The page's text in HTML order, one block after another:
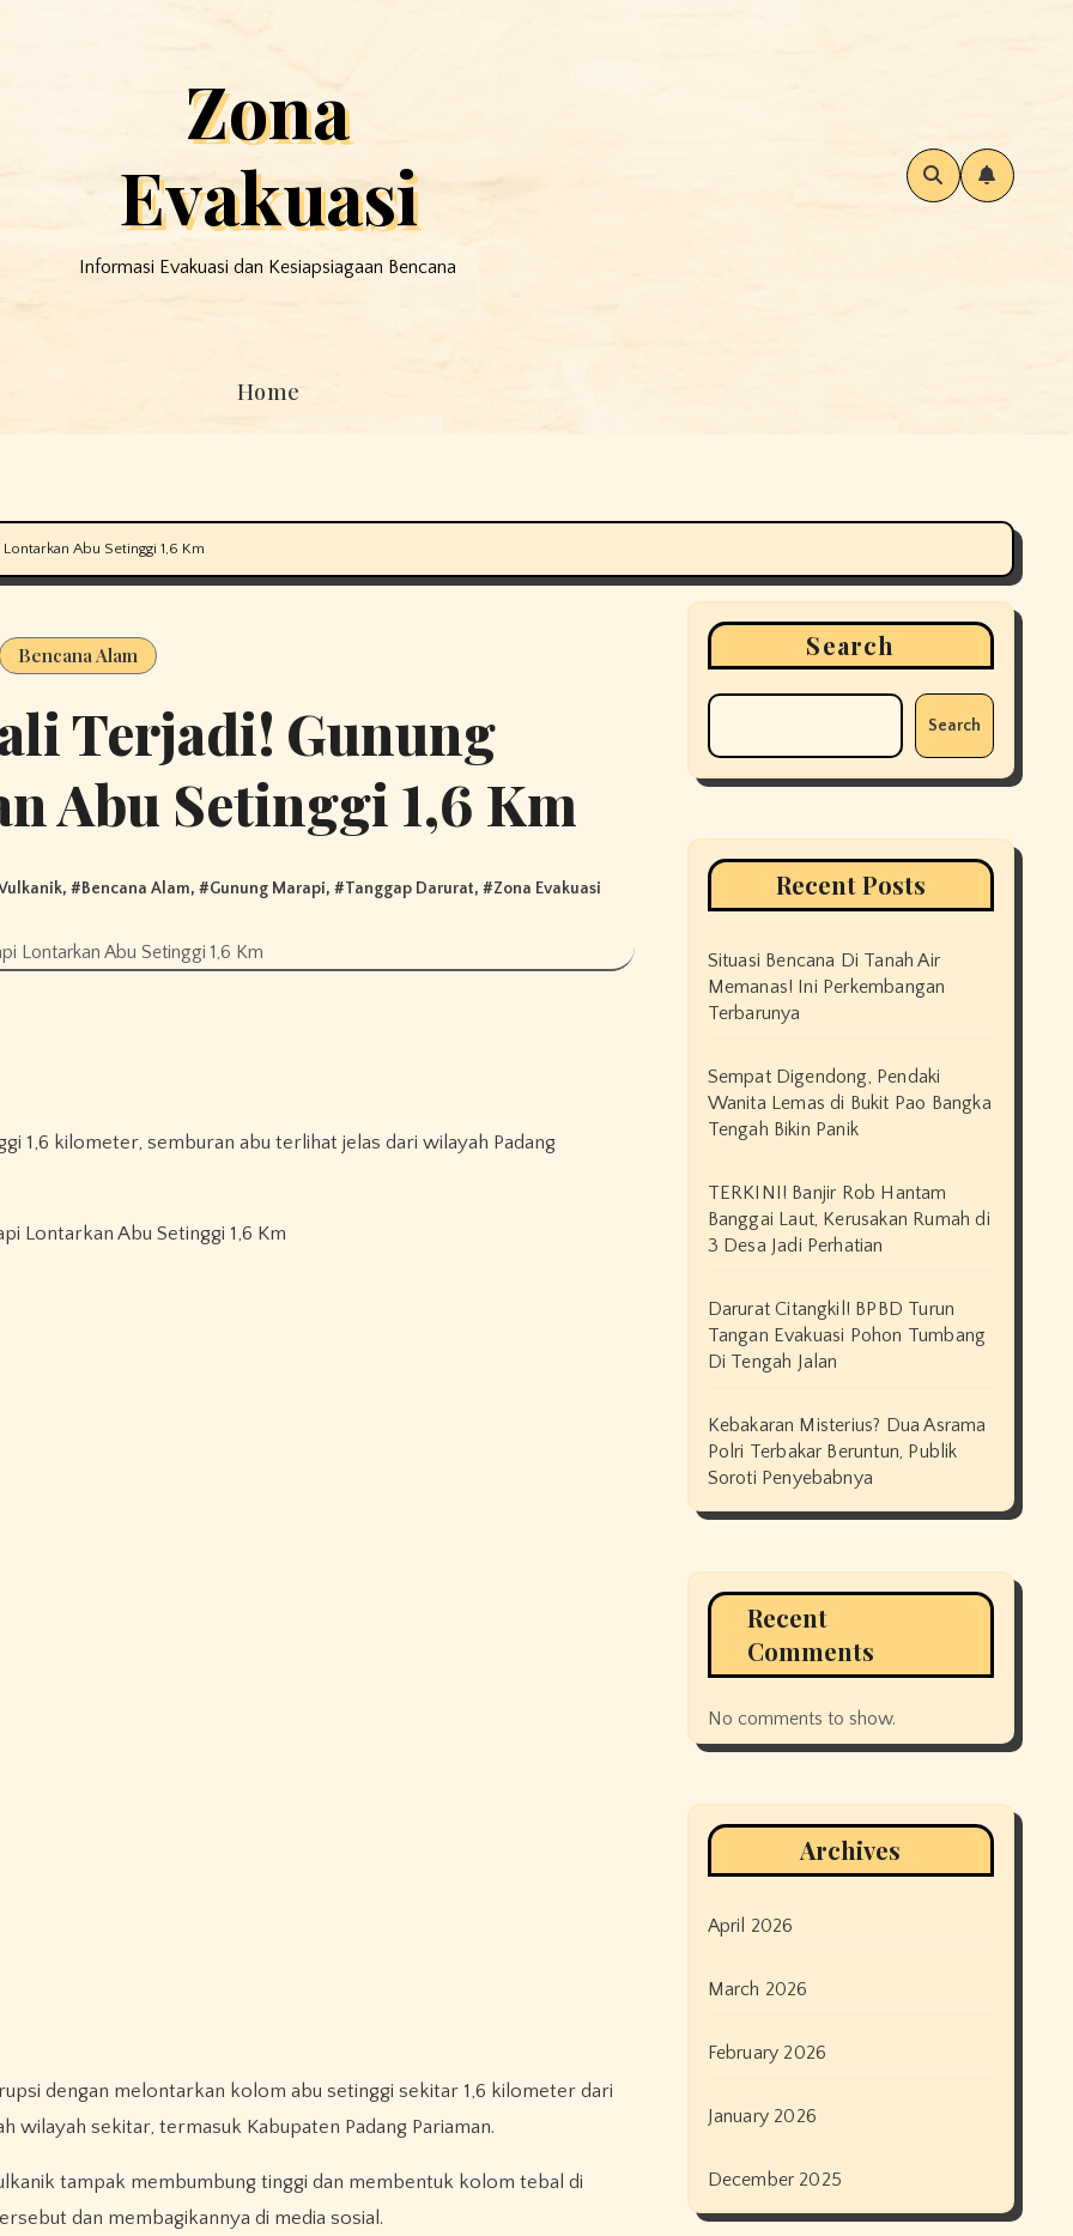
Zona
Evakuasi
Informasi Evakuasi dan Kesiapsiagaan Bencana
Home
Abu Setinggi 1,6 Km
Bencana Alam
Terjadi! Gunung
Abu Setinggi 1,6 Km
, #Bencana Alam, #Gunung Marapi, #Tanggap Darurat, #Zona Evakuasi
Lontarkan Abu Setinggi 1,6 Km
dengan melontarkan kolom abu setinggi sekitar 1,6 kilometer dari
wilayah sekitar, termasuk Kabupaten Padang Pariaman.
tampak membumbung tinggi dan membentuk kolom tebal di
dan membagikannya di media sosial.
Search
Search
Recent Posts
Situasi Bencana Di Tanah Air
Memanas! Ini Perkembangan
Terbarunya
Sempat Digendong, Pendaki
Wanita Lemas di Bukit Pao Bangka
Tengah Bikin Panik
TERKINI! Banjir Rob Hantam
Banggai Laut, Kerusakan Rumah di
3 Desa Jadi Perhatian
Darurat Citangkil! BPBD Turun
Tangan Evakuasi Pohon Tumbang
Di Tengah Jalan
Kebakaran Misterius? Dua Asrama
Polri Terbakar Beruntun, Publik
Soroti Penyebabnya
Recent
Comments
No comments to show.
Archives
April 2026
March 2026
February 2026
January 2026
December 2025